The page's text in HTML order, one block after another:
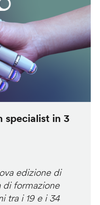
specialist in 3
edizione di
di formazione
tra i 19 e i 34